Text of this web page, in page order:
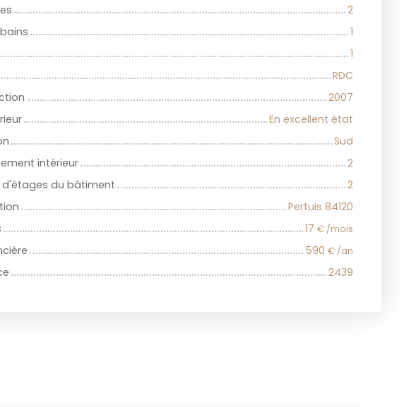
2
1
1
RDC
2007
En excellent état
Sud
intérieur
2
d'étages du bâtiment
2
Pertuis 84120
17 € /mois
590 € /an
2439